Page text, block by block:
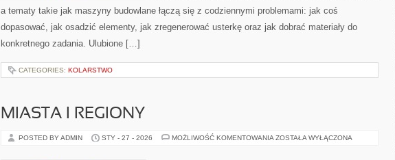
a tematy takie jak maszyny budowlane łączą się z codziennymi problemami: jak coś
dopasować, jak osadzić elementy, jak zregenerować usterkę oraz jak dobrać materiały do
konkretnego zadania. Ulubione […]
CATEGORIES: KOLARSTWO
MIASTA I REGIONY
POSTED BY ADMIN STY - 27 - 2026 MOŻLIWOŚĆ KOMENTOWANIA MIASTA
ZOSTAŁA WYŁĄCZONA